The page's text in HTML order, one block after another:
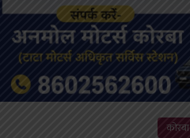
कोरबा